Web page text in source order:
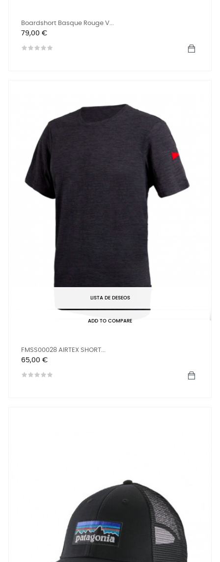
Boardshort Basque Rouge V...
Precio
79,00 €
LISTA DE DESEOS
ADD TO COMPARE
FMSS00028 AIRTEX SHORT...
Precio
65,00 €